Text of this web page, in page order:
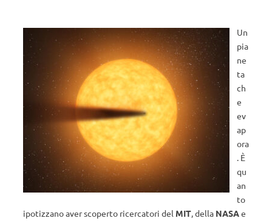
Un
pia
ne
ta
ch
e
ev
ap
ora
. È
qu
an
to
ipotizzano aver scoperto ricercatori del MIT, della NASAe